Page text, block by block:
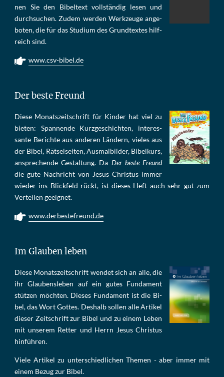
nen Sie den Bi­bel­text voll­stän­dig le­sen und
durch­su­chen. Zu­dem wer­den Werk­zeu­ge an­ge­
bo­ten, die für das Stu­di­um des Grund­tex­tes hilf­
reich sind.
www.csv-bibel.de
Der beste Freund
Die­se Mo­nats­zeit­schrift für Kin­der hat viel zu
bie­ten: Span­nen­de Kurz­ge­schich­ten, in­te­res­
san­te Be­rich­te aus an­de­ren Län­dern, vie­les aus
der Bi­bel, Rät­sel­sei­ten, Aus­mal­bil­der, Bi­bel­kurs,
an­sprech­ende Ge­stal­tung. Da Der beste Freund
die gu­te Nach­richt von Je­sus Chris­tus im­mer
wie­der ins Blick­feld rückt, ist die­ses Heft auch sehr gut zum
Ver­tei­len ge­eig­net.
www.derbestefreund.de
Im Glauben leben
Die­se Mo­nats­zeit­schrift wen­det sich an alle, die
ihr Glau­bens­le­ben auf ein gu­tes Fun­da­ment
stüt­zen möch­ten. Die­ses Fun­da­ment ist die Bi­
bel, das Wort Got­tes. Des­halb sol­len al­le Ar­ti­kel
die­ser Zeit­schrift zur Bi­bel und zu ei­nem Le­ben
mit un­se­rem Ret­ter und Herrn Je­sus Chris­tus
hin­füh­ren.
Viele Artikel zu unterschiedlichen Themen - aber immer mit
einem Bezug zur Bibel.